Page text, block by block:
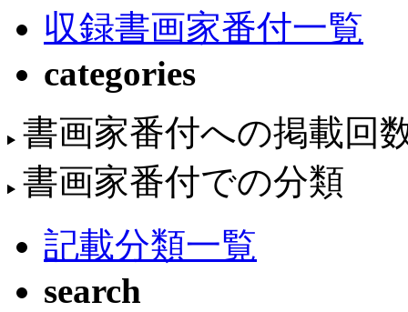
収録書画家番付一覧
categories
書画家番付への掲載回
書画家番付での分類
記載分類一覧
search